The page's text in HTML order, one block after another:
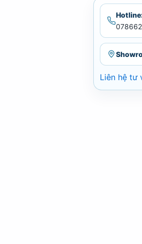
Liên hệ tư